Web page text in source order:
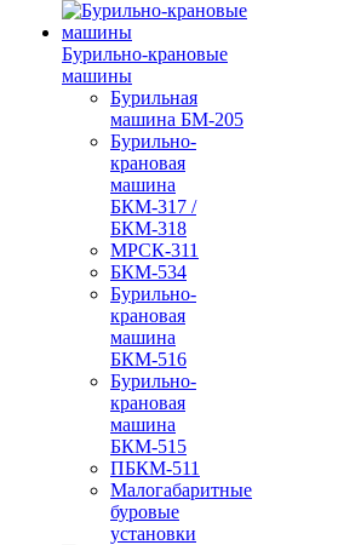
Бурильно-крановые
машины
Бурильная
машина БМ-205
Бурильно-
крановая
машина
БКМ-317 /
БКМ-318
МРСК-311
БКМ-534
Бурильно-
крановая
машина
БКМ-516
Бурильно-
крановая
машина
БКМ-515
ПБКМ-511
Малогабаритные
буровые
установки